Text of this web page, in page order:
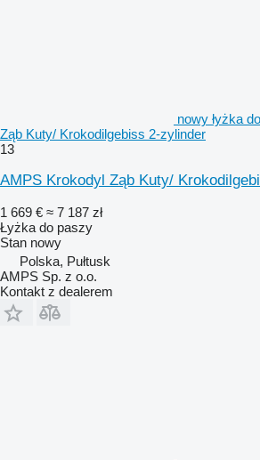
nowy łyżka
Ząb Kuty/ Krokodilgebiss 2-zylinder
13
AMPS Krokodyl Ząb Kuty/
1 669 € ≈ 7 187 zł
Łyżka do paszy
Stan nowy
Polska, Pułtusk
AMPS Sp. z o.o.
Kontakt z dealerem